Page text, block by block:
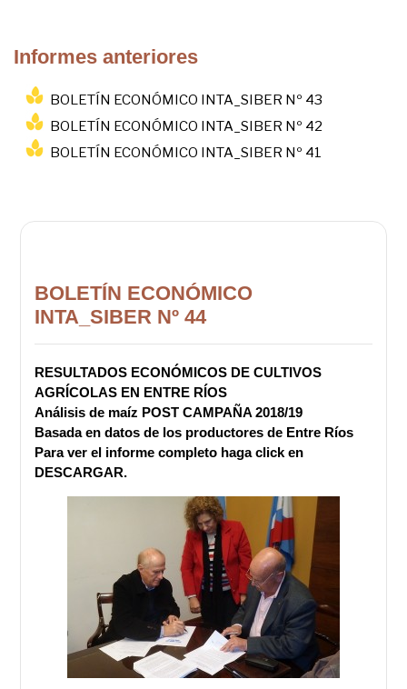
Informes anteriores
BOLETÍN ECONÓMICO INTA_SIBER Nº 43
BOLETÍN ECONÓMICO INTA_SIBER Nº 42
BOLETÍN ECONÓMICO INTA_SIBER Nº 41
BOLETÍN ECONÓMICO
INTA_SIBER Nº 44
RESULTADOS ECONÓMICOS DE CULTIVOS
AGRÍCOLAS EN ENTRE RÍOS
Análisis de maíz POST CAMPAÑA 2018/19
Basada en datos de los productores de Entre Ríos
Para ver el informe completo haga click en
DESCARGAR.